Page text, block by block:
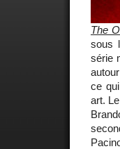
The
sous
série
ce
art.